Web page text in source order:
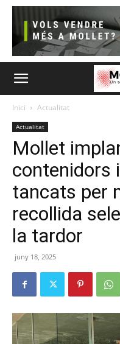
Inici Actualitat
Actualitat
Mollet
contenidors
tancats per
recollida
la tardor
juny 18, 2025